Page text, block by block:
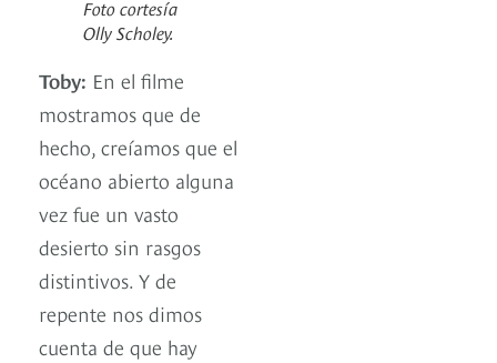
Foto cortesía
Olly Scholey.
Toby: En el filme
mostramos que de
hecho, creíamos que el
océano abierto alguna
vez fue un vasto
desierto sin rasgos
distintivos. Y de
repente nos dimos
cuenta de que hay